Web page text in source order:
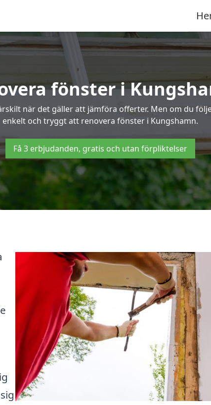
fönster i
när det gäller att jämföra offerter. Men om du
enkelt och tryggt att renovera fönster i Kungshamn.
Få 3 erbjudanden, gratis och utan förpliktelser